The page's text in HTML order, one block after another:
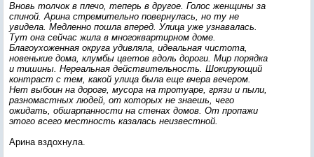
Вновь толчок в плечо, теперь в другое. Голос женщины за
спиной. Арина стремительно повернулась, но ту не
увидела. Медленно пошла вперед. Улица уже узнавалась.
Тут она сейчас жила в многоквартирном доме.
Благоухоженная округа удивляла, идеальная чистота,
новенькие дома, клумбы цветов вдоль дороги. Мир порядка
и тишины. Нереальная действительность. Шокирующий
контраст с тем, какой улица была еще вчера вечером.
Нет выбоин на дороге, мусора на тротуаре, грязи и пыли,
разномастных людей, от которых не знаешь, чего
ожидать, обшарпанности на стенах домов. От пропажи
этого всего местность казалась неизвестной.
Арина вздохнула.